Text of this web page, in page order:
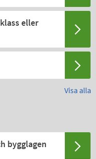
eller
Visa alla
bygglagen